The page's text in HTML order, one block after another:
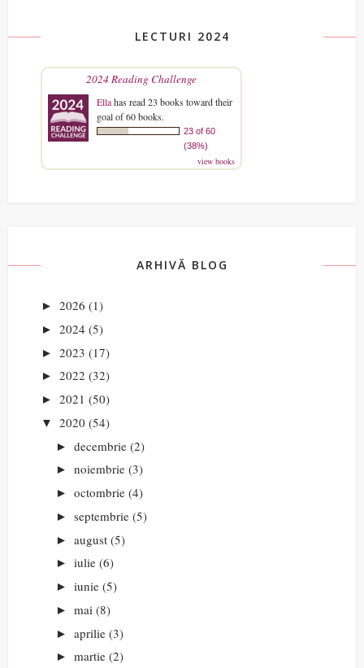
LECTURI 2024
2024 Reading Challenge
Ellahas read 23 books toward their
goal of 60 books.
23 of 60
(38%)
view books
ARHIVĂ BLOG
► 2026 (1)
► 2024 (5)
► 2023 (17)
► 2022 (32)
► 2021 (50)
▼ 2020 (54)
► decembrie (2)
► noiembrie (3)
► octombrie (4)
► septembrie (5)
► august (5)
► iulie (6)
► iunie (5)
► mai (8)
► aprilie (3)
► martie (2)